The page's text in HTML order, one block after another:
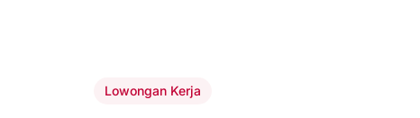
Lowongan Kerja